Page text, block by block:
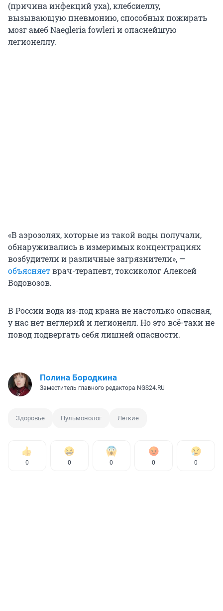
(причина инфекций уха), клебсиеллу,
вызывающую пневмонию, способных пожирать
мозг амеб Naegleria fowleri и опаснейшую
легионеллу.
«В аэрозолях, которые из такой воды получали,
обнаруживались в измеримых концентрациях
возбудители и различные загрязнители», —
объясняетврач-терапевт, токсиколог Алексей
Водовозов.
В России вода из-под крана не настолько опасная,
у нас нет неглерий и легионелл. Но это всё-таки не
повод подвергать себя лишней опасности.
Полина Бородкина
Заместитель главного редактора NGS24.RU
Здоровье Пульмонолог Легкие
0 0 0 0 0